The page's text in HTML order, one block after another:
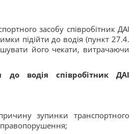
засобу співробітник ДАІ
підійти до водія (пункт 27.4.
його чекати, витрачаючи
до водія співробітник ДАІ
зупинки транспортного
правопорушення;